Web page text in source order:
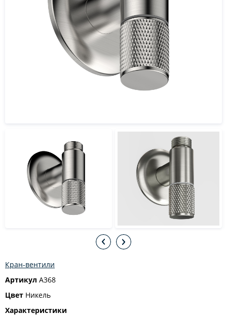
Кран-вентили
Артикул A368
Цвет Никель
Характеристики